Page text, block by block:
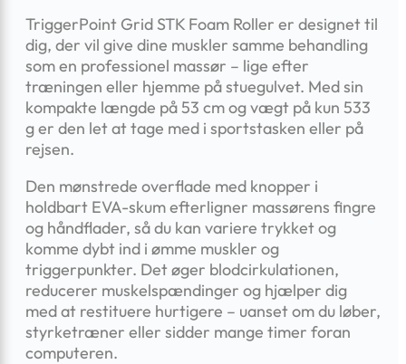
TriggerPoint Grid STK Foam Roller er designet til
dig, der vil give dine muskler samme behandling
som en professionel massør – lige efter
træningen eller hjemme på stuegulvet. Med sin
kompakte længde på 53 cm og vægt på kun 533
g er den let at tage med i sportstasken eller på
rejsen.
Den mønstrede overflade med knopper i
holdbart EVA-skum efterligner massørens fingre
og håndflader, så du kan variere trykket og
komme dybt ind i ømme muskler og
triggerpunkter. Det øger blodcirkulationen,
reducerer muskelspændinger og hjælper dig
med at restituere hurtigere – uanset om du løber,
styrketræner eller sidder mange timer foran
computeren.